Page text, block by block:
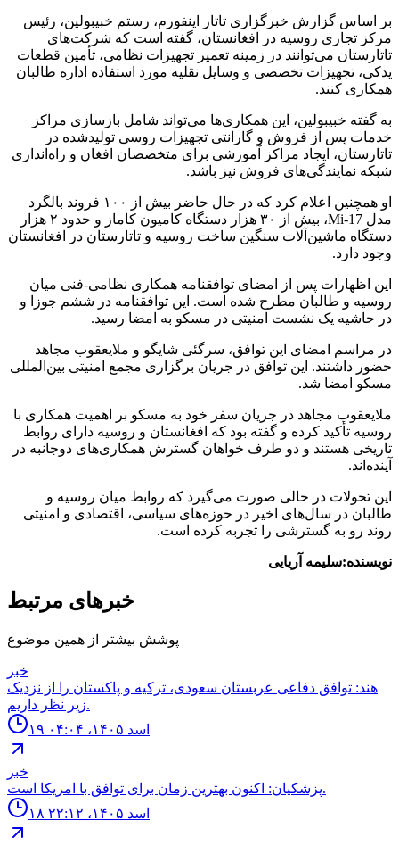
بر اساس گزارش خبرگزاری تاتار اینفورم، رستم خبیبولین، رئیس
مرکز تجاری روسیه در افغانستان، گفته است که شرکت‌های
تاتارستان می‌توانند در زمینه تعمیر تجهیزات نظامی، تأمین قطعات
یدکی، تجهیزات تخصصی و وسایل نقلیه مورد استفاده اداره طالبان
همکاری کنند.
به گفته خبیبولین، این همکاری‌ها می‌تواند شامل بازسازی مراکز
خدمات پس از فروش و گارانتی تجهیزات روسی تولیدشده در
تاتارستان، ایجاد مراکز آموزشی برای متخصصان افغان و راه‌اندازی
شبکه نمایندگی‌های فروش نیز باشد.
او همچنین اعلام کرد که در حال حاضر بیش از ۱۰۰ فروند بالگرد
مدل Mi-17، بیش از ۳۰ هزار دستگاه کامیون کاماز و حدود ۲ هزار
دستگاه ماشین‌آلات سنگین ساخت روسیه و تاتارستان در افغانستان
وجود دارد.
این اظهارات پس از امضای توافقنامه همکاری نظامی-فنی میان
روسیه و طالبان مطرح شده است. این توافقنامه در ششم جوزا و
در حاشیه یک نشست امنیتی در مسکو به امضا رسید.
در مراسم امضای این توافق، سرگئی شایگو و ملایعقوب مجاهد
حضور داشتند. این توافق در جریان برگزاری مجمع امنیتی بین‌المللی
مسکو امضا شد.
ملایعقوب مجاهد در جریان سفر خود به مسکو بر اهمیت همکاری با
روسیه تأکید کرده و گفته بود که افغانستان و روسیه دارای روابط
تاریخی هستند و دو طرف خواهان گسترش همکاری‌های دوجانبه در
آینده‌اند.
این تحولات در حالی صورت می‌گیرد که روابط میان روسیه و
طالبان در سال‌های اخیر در حوزه‌های سیاسی، اقتصادی و امنیتی
روند رو به گسترشی را تجربه کرده است.
نویسنده:سلیمه آریایی
خبرهای مرتبط
پوشش بیشتر از همین موضوع
خبر
هند: توافق دفاعی عربستان سعودی، ترکیه و پاکستان را از نزدیک
زیر نظر داریم.
۱۹ اسد ۱۴۰۵، ۰۴:۰۴
خبر
پزشکیان: اکنون بهترین زمان برای توافق با امریکا است.
۱۸ اسد ۱۴۰۵، ۲۲:۱۲